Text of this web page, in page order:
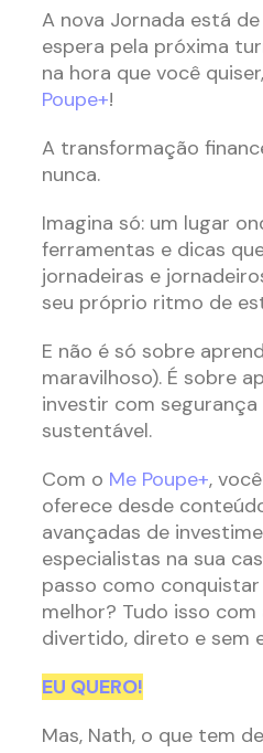
A nova Jornada está
espera pela próxima
na hora que você
Poupe+!
A transformação
nunca.
Imagina só: um lugar
ferramentas e dicas
jornadeiras e
seu próprio ritmo de
E não é só sobre
maravilhoso). É sobre
investir com
sustentável.
Com o Me Poupe+,
oferece desde
avançadas de
especialistas na sua
passo como
melhor? Tudo isso
divertido, direto e sem
EU QUERO!
Mas, Nath, o que tem